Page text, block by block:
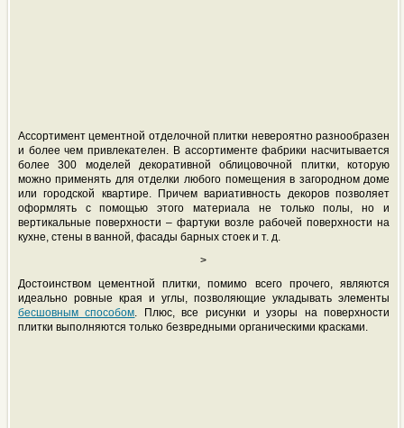
Ассортимент цементной отделочной плитки невероятно разнообразен
и более чем привлекателен. В ассортименте фабрики насчитывается
более 300 моделей декоративной облицовочной плитки, которую
можно применять для отделки любого помещения в загородном доме
или городской квартире. Причем вариативность декоров позволяет
оформлять с помощью этого материала не только полы, но и
вертикальные поверхности – фартуки возле рабочей поверхности на
кухне, стены в ванной, фасады барных стоек и т. д.
>
Достоинством цементной плитки, помимо всего прочего, являются
идеально ровные края и углы, позволяющие укладывать элементы
бесшовным способом. Плюс, все рисунки и узоры на поверхности
плитки выполняются только безвредными органическими красками.